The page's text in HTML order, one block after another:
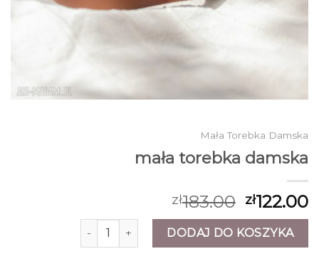
Mała Torebka Damska
mała torebka damska
zł183.00 zł122.00
ilość mała torebka damskaDODAJ DO KOSZYKA